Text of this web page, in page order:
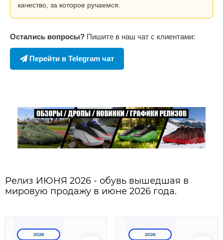
качество, за которое ручаемся.
Остались вопросы? Пишите в наш чат с клиентами:
Перейти в Telegram чат
Релиз ИЮНЯ 2026 - обувь вышедшая в
мировую продажу в июне 2026 года.
2026 2026